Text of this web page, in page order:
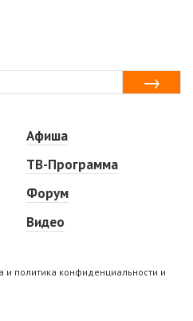
Афиша
ТВ-Программа
Форум
Видео
и политика конфиденциальности и